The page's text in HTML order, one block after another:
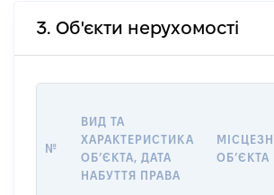
3. Об'єкти нерухомості
№
ВИД ТА
ХАРАКТЕРИСТИКА
ОБʼЄКТА, ДАТА
НАБУТТЯ ПРАВА
ОБʼЄКТА